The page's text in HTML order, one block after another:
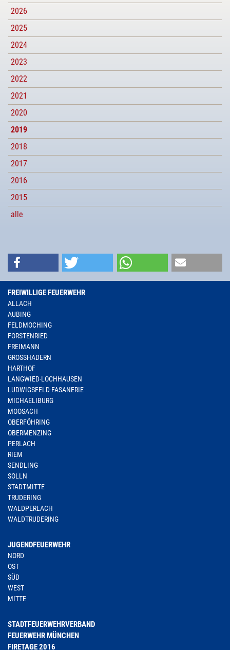
2026
2025
2024
2023
2022
2021
2020
2019
2018
2017
2016
2015
alle
FREIWILLIGE FEUERWEHR
ALLACH
AUBING
FELDMOCHING
FORSTENRIED
FREIMANN
GROSSHADERN
HARTHOF
LANGWIED-LOCHHAUSEN
LUDWIGSFELD-FASANERIE
MICHAELIBURG
MOOSACH
OBERFÖHRING
OBERMENZING
PERLACH
RIEM
SENDLING
SOLLN
STADTMITTE
TRUDERING
WALDPERLACH
WALDTRUDERING
JUGENDFEUERWEHR
NORD
OST
SÜD
WEST
MITTE
STADTFEUERWEHRVERBAND
FEUERWEHR MÜNCHEN
FIRETAGE 2016